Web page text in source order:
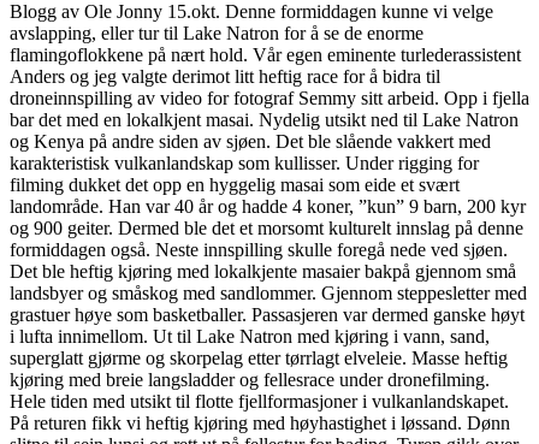
Blogg av Ole Jonny 15.okt. Denne formiddagen kunne vi velge
avslapping, eller tur til Lake Natron for å se de enorme
flamingoflokkene på nært hold. Vår egen eminente turlederassistent
Anders og jeg valgte derimot litt heftig race for å bidra til
droneinnspilling av video for fotograf Semmy sitt arbeid. Opp i fjella
bar det med en lokalkjent masai. Nydelig utsikt ned til Lake Natron
og Kenya på andre siden av sjøen. Det ble slående vakkert med
karakteristisk vulkanlandskap som kullisser. Under rigging for
filming dukket det opp en hyggelig masai som eide et svært
landområde. Han var 40 år og hadde 4 koner, ”kun” 9 barn, 200 kyr
og 900 geiter. Dermed ble det et morsomt kulturelt innslag på denne
formiddagen også. Neste innspilling skulle foregå nede ved sjøen.
Det ble heftig kjøring med lokalkjente masaier bakpå gjennom små
landsbyer og småskog med sandlommer. Gjennom steppesletter med
grastuer høye som basketballer. Passasjeren var dermed ganske høyt
i lufta innimellom. Ut til Lake Natron med kjøring i vann, sand,
superglatt gjørme og skorpelag etter tørrlagt elveleie. Masse heftig
kjøring med breie langsladder og fellesrace under dronefilming.
Hele tiden med utsikt til flotte fjellformasjoner i vulkanlandskapet.
På returen fikk vi heftig kjøring med høyhastighet i løssand. Dønn